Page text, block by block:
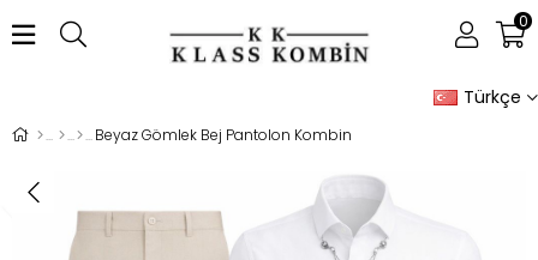
Türkçe
0
Beyaz Gömlek Bej Pantolon Kombin